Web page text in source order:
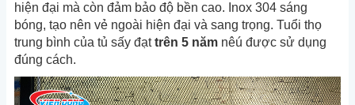
hiện đại mà còn đảm bảo độ bền cao. Inox 304 sáng
bóng, tạo nên vẻ ngoài hiện đại và sang trọng. Tuổi thọ
trung bình của tủ sấy đạttrên 5 năm nêú được sử dụng
đúng cách.